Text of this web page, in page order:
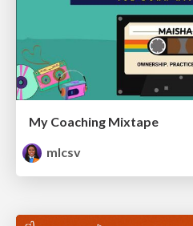
My Coaching Mixtape
mlcsv